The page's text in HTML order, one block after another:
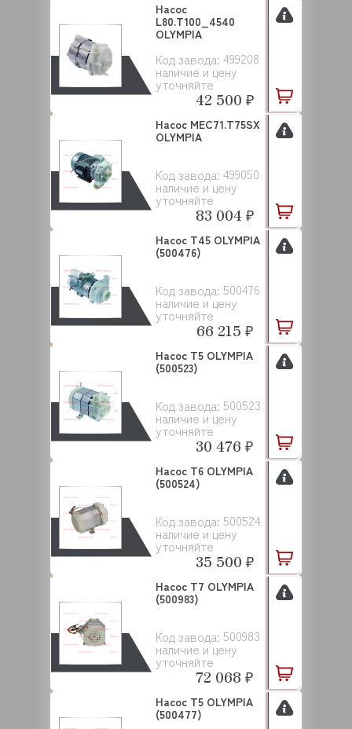
Код завода: 499208
наличие и цену
уточняйте
Насос
L80.T100_4540
OLYMPIA
42 500 ₽
Код завода: 499050
наличие и цену
уточняйте
Насос MEC71.T75SX
OLYMPIA
83 004 ₽
Код завода: 500476
наличие и цену
уточняйте
Насос T45 OLYMPIA
(500476)
66 215 ₽
Код завода: 500523
наличие и цену
уточняйте
Насос Т5 OLYMPIA
(500523)
30 476 ₽
Код завода: 500524
наличие и цену
уточняйте
Насос Т6 OLYMPIA
(500524)
35 500 ₽
Код завода: 500983
наличие и цену
уточняйте
Насос Т7 OLYMPIA
(500983)
72 068 ₽
Насос Т5 OLYMPIA
(500477)